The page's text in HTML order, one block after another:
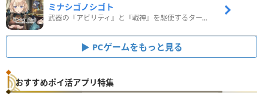
ミナシゴノシゴト
武器の『アビリティ』と『戦神』を駆使するターン制コマンドバトルRPG！
PCゲームをもっと見る
おすすめポイ活アプリ特集